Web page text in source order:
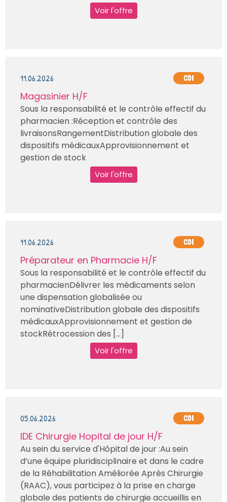
Voir l'offre
11.06.2026 CDI
Magasinier H/F
Sous la responsabilité et le contrôle effectif du
pharmacien :Réception et contrôle des
livraisonsRangementDistribution globale des
dispositifs médicauxApprovisionnement et
gestion de stock
Voir l'offre
11.06.2026 CDI
Préparateur en Pharmacie H/F
Sous la responsabilité et le contrôle effectif du
pharmacienDélivrer les médicaments selon
une dispensation globalisée ou
nominativeDistribution globale des dispositifs
médicauxApprovisionnement et gestion de
stockRétrocession des [...]
Voir l'offre
05.06.2026 CDI
IDE Chirurgie Hopital de jour H/F
Au sein du service d'Hôpital de jour :Au sein
d’une équipe pluridisciplinaire et dans le cadre
de la Réhabilitation Améliorée Après Chirurgie
(RAAC), vous participez à la prise en charge
globale des patients de chirurgie accueillis en